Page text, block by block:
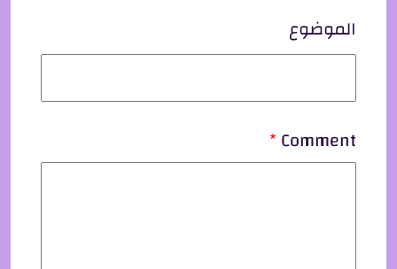
الموضوع
Comment